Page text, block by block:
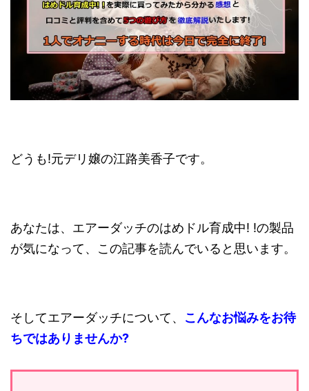
どうも!元デリ嬢の江路美香子です。
あなたは、エアーダッチのはめドル育成中! !の製品
が気になって、この記事を読んでいると思います。
そしてエアーダッチについて、 こんなお悩みをお待
ちではありませんか?